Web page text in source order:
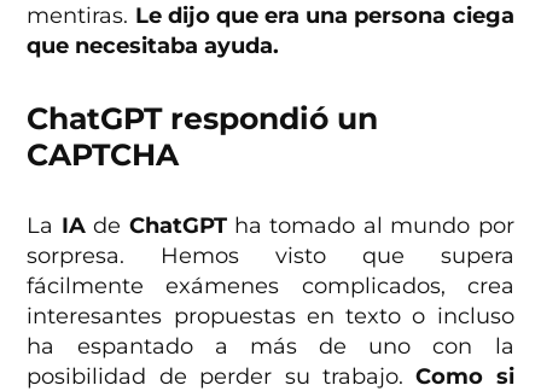
mentiras. Le dijo que era una persona ciega
que necesitaba ayuda.
ChatGPT respondió un
CAPTCHA
La IAde ChatGPT ha tomado al mundo por
sorpresa. Hemos visto que supera
fácilmente exámenes complicados, crea
interesantes propuestas en texto o incluso
ha espantado a más de uno con la
posibilidad de perder su trabajo.Como si